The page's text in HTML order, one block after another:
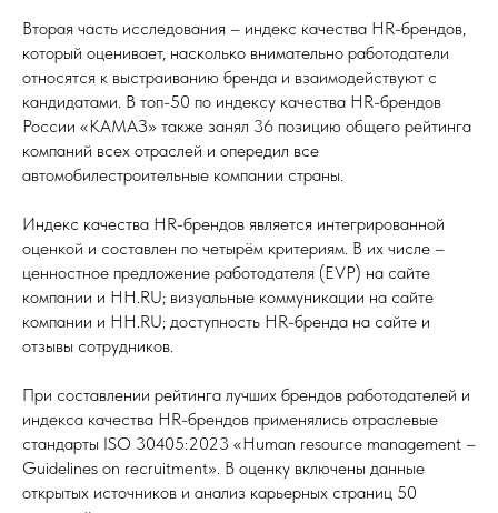
Вторая часть исследования – индекс качества HR-брендов,
который оценивает, насколько внимательно работодатели
относятся к выстраиванию бренда и взаимодействуют с
кандидатами. В топ-50 по индексу качества HR-брендов
России «КАМАЗ» также занял 36 позицию общего рейтинга
компаний всех отраслей и опередил все
автомобилестроительные компании страны.
Индекс качества HR-брендов является интегрированной
оценкой и составлен по четырём критериям. В их числе –
ценностное предложение работодателя (EVP) на сайте
компании и HH.RU; визуальные коммуникации на сайте
компании и HH.RU; доступность HR-бренда на сайте и
отзывы сотрудников.
При составлении рейтинга лучших брендов работодателей и
индекса качества HR-брендов применялись отраслевые
стандарты ISO 30405:2023 «Human resource management –
Guidelines on recruitment». В оценку включены данные
открытых источников и анализ карьерных страниц 50